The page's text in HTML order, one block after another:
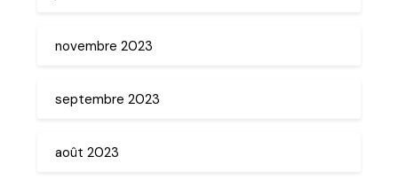
novembre 2023
septembre 2023
août 2023